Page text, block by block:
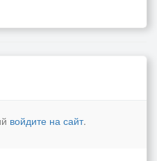
войдите на сайт.